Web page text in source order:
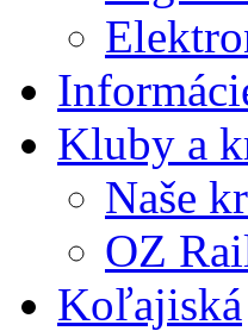
Kluby a
Naše
OZ
Koľajiská